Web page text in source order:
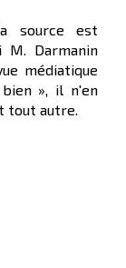
source est
M. Darmanin
médiatique
», il n'en
tout autre.